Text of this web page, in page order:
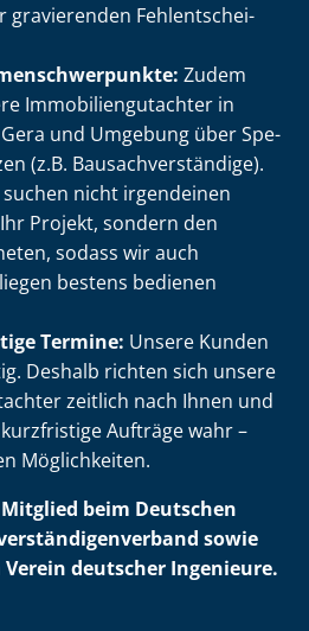
gravierenden Fehl­ent­schei­
Zudem
Im­mo­bi­li­en­gut­ach­ter in
und Umgebung über Spe­
(z.B. Bau­sach­ver­stän­di­ge).
nicht irgendeinen
Projekt, sondern den
sodass wir auch
bestens bedienen
Termine: Unsere Kunden
Deshalb richten sich unsere
zeitlich nach Ihnen und
Aufträge wahr –
Möglichkeiten.
beim Deutschen
sowie
deutscher Ingenieure.